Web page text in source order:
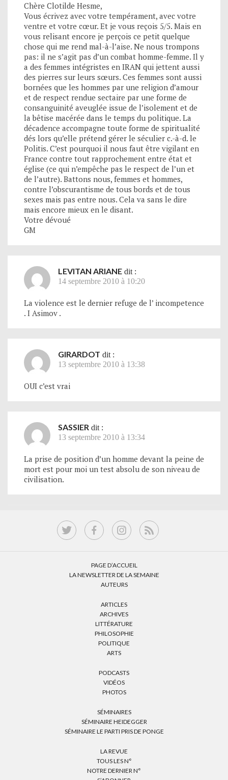
Chère Clotilde Hesme,
Vous écrivez avec votre tempérament, avec votre
ventre et votre cœur. Et je vous reçois 5/5. Mais en
vous relisant encore je perçois ce petit quelque
chose qui me rend mal-à-l’aise. Ne nous trompons
pas: il ne s’agit pas d’un combat homme-femme. Il y
a des femmes intégristes en IRAN qui jettent aussi
des pierres sur leurs sœurs. Ces femmes sont aussi
bornées que les hommes par une religion d’amour
et de respect rendue sectaire par une forme de
consanguinité aveuglée issue de l’isolement et de
la bêtise macérée dans le temps du politique. La
décadence accompagne toute forme de spiritualité
dés lors qu’elle prétend gérer le séculier c.-à-d. le
Politis. C’est pourquoi il nous faut être vigilant en
France contre tout rapprochement entre état et
église (ce qui n’empêche pas le respect de l’un et
de l’autre). Battons nous, femmes et hommes,
contre l’obscurantisme de tous bords et de tous
sexes mais pas entre nous. Cela va sans le dire
mais encore mieux en le disant.
Votre dévoué
GM
LEVITAN ARIANE dit :
14 septembre 2010 à 10:20
La violence est le dernier refuge de l’ incompetence
. I Asimov .
GIRARDOT dit :
13 septembre 2010 à 13:38
OUI c’est vrai
SASSIER dit :
13 septembre 2010 à 13:34
La prise de position d’un homme devant la peine de
mort est pour moi un test absolu de son niveau de
civilisation.
PAGE D’ACCUEIL
LA NEWSLETTER DE LA SEMAINE
AUTEURS
ARTICLES
ARCHIVES
LITTÉRATURE
PHILOSOPHIE
POLITIQUE
ARTS
PODCASTS
VIDÉOS
PHOTOS
SÉMINAIRES
SÉMINAIRE HEIDEGGER
SÉMINAIRE LE PARTI PRIS DE PONGE
LA REVUE
TOUS LES N°
NOTRE DERNIER N°